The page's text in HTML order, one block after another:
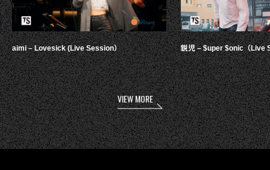
aimi – Lovesick (Live Session） 鋭児 – $uper $onic（Live
VIEW MORE